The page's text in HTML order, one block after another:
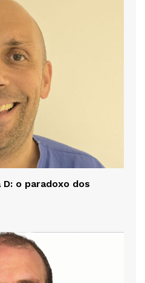
o paradoxo dos